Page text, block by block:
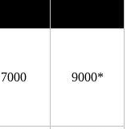
7000 9000*